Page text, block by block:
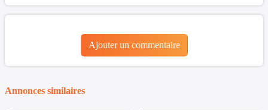
Ajouter un commentaire
Annonces similaires